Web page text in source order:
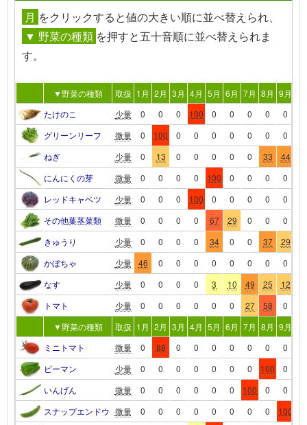
月 をクリックすると値の大きい順に並べ替えられ、
▼ 野菜の種類 を押すと五十音順に並べ替えられま
す。
▼野菜の種類 取扱 1月 2月 3月 4月 5月 6月 7月 8月 9月
たけのこ
少量 0 0 0 100 0 0 0 0 0
グリーンリーフ
微量 0 100 0 0 0 0 0 0 0
ねぎ
少量 0 13 0 0 0 0 0 33 44
にんにくの芽
微量 0 0 0 0 100 0 0 0 0
レッドキャベツ
少量 0 0 0 100 0 0 0 0 0
その他葉茎菜類
微量 0 0 0 0 67 29 0 0 0
きゅうり
少量 0 0 0 0 34 0 0 37 29
かぼちゃ
少量 46 0 0 0 0 0 0 0 0
なす
少量 0 0 0 0 3 10 49 25 12
トマト
少量 0 0 0 0 0 0 27 58 0
▼野菜の種類
取扱 1月 2月 3月 4月 5月 6月 7月 8月 9月
ミニトマト
微量 0 88 0 0 0 0 0 0 0
ピーマン
少量 0 0 0 0 0 0 0 100 0
いんげん
微量 0 0 0 0 0 0 100 0 0
スナップエンドウ 微量 0 0 0 0 0 0 0 0 100